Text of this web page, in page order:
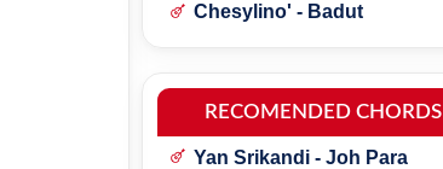
Chesylino' - Badut
RECOMENDED CHORDS
Yan Srikandi - Joh Para